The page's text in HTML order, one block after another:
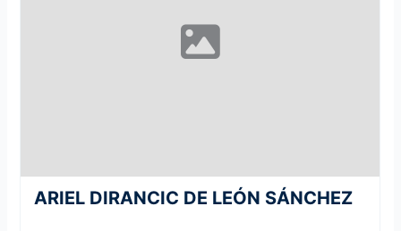
ARIEL DIRANCIC DE LEÓN SÁNCHEZ